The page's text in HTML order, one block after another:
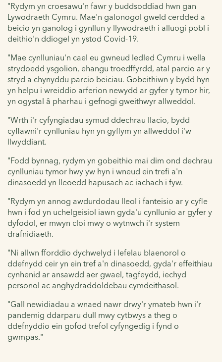
"Rydym yn croesawu'n fawr y buddsoddiad hwn gan
Lywodraeth Cymru. Mae'n galonogol gweld cerdded a
beicio yn ganolog i gynllun y llywodraeth i alluogi pobl i
deithio'n ddiogel yn ystod Covid-19.
"Mae cynlluniau'n cael eu gwneud ledled Cymru i wella
strydoedd ysgolion, ehangu troedffyrdd, atal parcio ar y
stryd a chynyddu parcio beiciau. Gobeithiwn y bydd hyn
yn helpu i wreiddio arferion newydd ar gyfer y tymor hir,
yn ogystal â pharhau i gefnogi gweithwyr allweddol.
"Wrth i'r cyfyngiadau symud ddechrau llacio, bydd
cyflawni'r cynlluniau hyn yn gyflym yn allweddol i'w
llwyddiant.
"Fodd bynnag, rydym yn gobeithio mai dim ond dechrau
cynlluniau tymor hwy yw hyn i wneud ein trefi a'n
dinasoedd yn lleoedd hapusach ac iachach i fyw.
"Rydym yn annog awdurdodau lleol i fanteisio ar y cyfle
hwn i fod yn uchelgeisiol iawn gyda'u cynllunio ar gyfer y
dyfodol, er mwyn cloi mwy o wytnwch i'r system
drafnidiaeth.
"Ni allwn fforddio dychwelyd i lefelau blaenorol o
ddefnydd ceir yn ein tref a'n dinasoedd, gyda'r effeithiau
cynhenid ar ansawdd aer gwael, tagfeydd, iechyd
personol ac anghydraddoldebau cymdeithasol.
"Gall newidiadau a wnaed nawr drwy'r ymateb hwn i'r
pandemig ddarparu dull mwy cytbwys a theg o
ddefnyddio ein gofod trefol cyfyngedig i fynd o
gwmpas."